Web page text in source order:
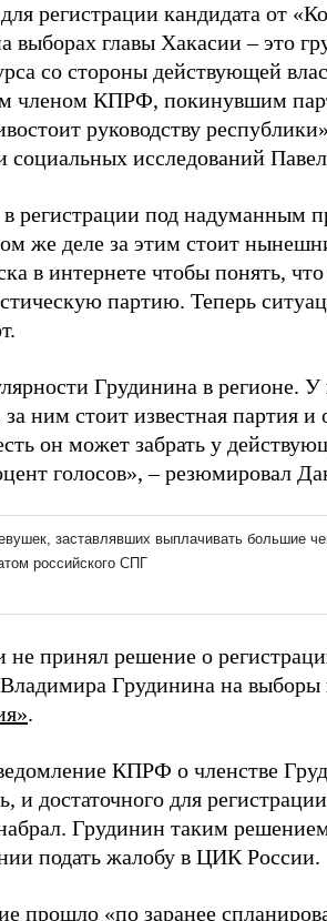
регистрации кандидата от
главы Хакасии – это
со стороны действующей
членом КПРФ, покинувшим
руководству
социальных исследований
регистрации под надуманным
же деле за этим стоит
в интернете чтобы понять,
партию. Теперь
Грудинина в регионе.
ним стоит известная партия и
он может забрать у
голосов», – резюмировал
принял решение о
Грудинина на выборы
.
КПРФ о членстве
и достаточного для
Грудинин таким
подать жалобу в ЦИК России.
прошло «по заранее